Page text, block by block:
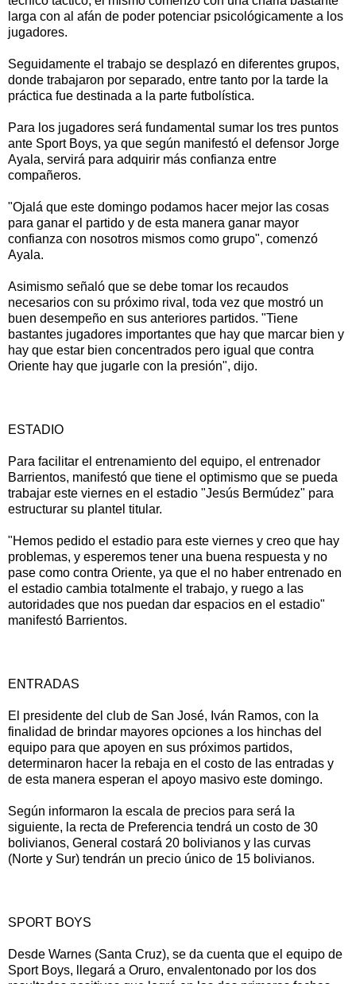
larga con al afán de poder potenciar psicológicamente a los
jugadores.
Seguidamente el trabajo se desplazó en diferentes grupos,
donde trabajaron por separado, entre tanto por la tarde la
práctica fue destinada a la parte futbolística.
Para los jugadores será fundamental sumar los tres puntos
ante Sport Boys, ya que según manifestó el defensor Jorge
Ayala, servirá para adquirir más confianza entre
compañeros.
"Ojalá que este domingo podamos hacer mejor las cosas
para ganar el partido y de esta manera ganar mayor
confianza con nosotros mismos como grupo", comenzó
Ayala.
Asimismo señaló que se debe tomar los recaudos
necesarios con su próximo rival, toda vez que mostró un
buen desempeño en sus anteriores partidos. "Tiene
bastantes jugadores importantes que hay que marcar bien y
hay que estar bien concentrados pero igual que contra
Oriente hay que jugarle con la presión", dijo.
ESTADIO
Para facilitar el entrenamiento del equipo, el entrenador
Barrientos, manifestó que tiene el optimismo que se pueda
trabajar este viernes en el estadio "Jesús Bermúdez" para
estructurar su plantel titular.
"Hemos pedido el estadio para este viernes y creo que hay
problemas, y esperemos tener una buena respuesta y no
pase como contra Oriente, ya que el no haber entrenado en
el estadio cambia totalmente el trabajo, y ruego a las
autoridades que nos puedan dar espacios en el estadio"
manifestó Barrientos.
ENTRADAS
El presidente del club de San José, Iván Ramos, con la
finalidad de brindar mayores opciones a los hinchas del
equipo para que apoyen en sus próximos partidos,
determinaron hacer la rebaja en el costo de las entradas y
de esta manera esperan el apoyo masivo este domingo.
Según informaron la escala de precios para será la
siguiente, la recta de Preferencia tendrá un costo de 30
bolivianos, General costará 20 bolivianos y las curvas
(Norte y Sur) tendrán un precio único de 15 bolivianos.
SPORT BOYS
Desde Warnes (Santa Cruz), se da cuenta que el equipo de
Sport Boys, llegará a Oruro, envalentonado por los dos